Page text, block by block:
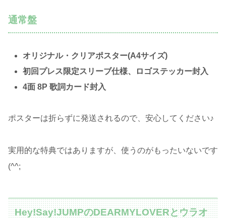
通常盤
オリジナル・クリアポスター(A4サイズ)
初回プレス限定スリーブ仕様、ロゴステッカー封入
4面 8P 歌詞カード封入
ポスターは折らずに発送されるので、安心してください♪
実用的な特典ではありますが、使うのがもったいないです
(^^;
Hey!Say!JUMPのDEARMYLOVERとウラオ